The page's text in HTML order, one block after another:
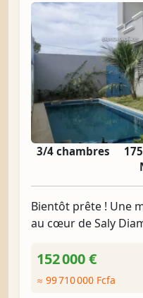
3/4 chambres
Bientôt prête ! Une
au cœur de Saly
152 000 €
≈ 99 710 000 Fcfa